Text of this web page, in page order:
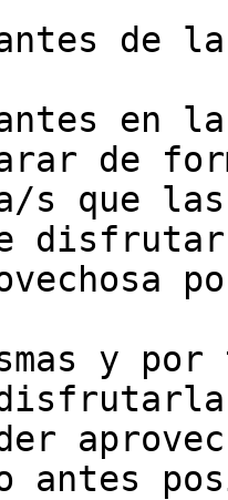
de la
en
de
s que las
y
antes